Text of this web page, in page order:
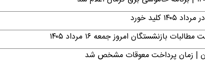
خورد
بازنشستگان امروز جمعه ۱۶ مرداد ۱۴۰۵
| زمان پرداخت معوقات مشخص شد